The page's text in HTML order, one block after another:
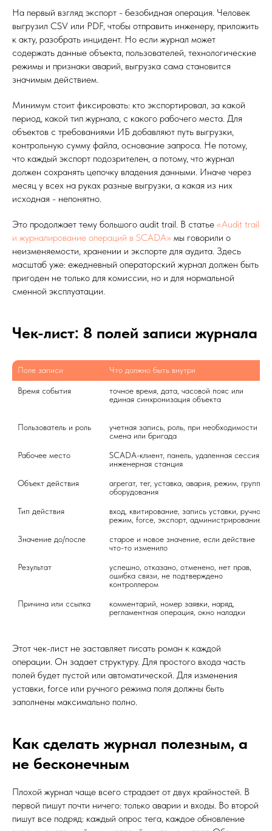
На первый взгляд экспорт - безобидная операция. Человек
выгрузил CSV или PDF, чтобы отправить инженеру, приложить
к акту, разобрать инцидент. Но если журнал может
содержать данные объекта, пользователей, технологические
режимы и признаки аварий, выгрузка сама становится
значимым действием.
Минимум стоит фиксировать: кто экспортировал, за какой
период, какой тип журнала, с какого рабочего места. Для
объектов с требованиями ИБ добавляют путь выгрузки,
контрольную сумму файла, основание запроса. Не потому,
что каждый экспорт подозрителен, а потому, что журнал
должен сохранять цепочку владения данными. Иначе через
месяц у всех на руках разные выгрузки, а какая из них
исходная - непонятно.
Это продолжает тему большого audit trail. В статье «Audit trail
и журналирование операций в SCADA» мы говорили о
неизменяемости, хранении и экспорте для аудита. Здесь
масштаб уже: ежедневный операторский журнал должен быть
пригоден не только для комиссии, но и для нормальной
сменной эксплуатации.
Чек-лист: 8 полей записи журнала
Поле записи Что должно быть внутри
Время события
точное время, дата, часовой пояс или
единая синхронизация объекта
Пользователь и роль
учетная запись, роль, при необходимости
смена или бригада
Рабочее место
SCADA-клиент, панель, удаленная сессия,
инженерная станция
Объект действия
агрегат, тег, уставка, авария, режим, группа
оборудования
Тип действия
вход, квитирование, запись уставки, ручной
режим, force, экспорт, администрирование
Значение до/после
старое и новое значение, если действие
что-то изменило
Результат
успешно, отказано, отменено, нет прав,
ошибка связи, не подтверждено
контроллером
Причина или ссылка
комментарий, номер заявки, наряд,
регламентная операция, окно наладки
Этот чек-лист не заставляет писать роман к каждой
операции. Он задает структуру. Для простого входа часть
полей будет пустой или автоматической. Для изменения
уставки, force или ручного режима поля должны быть
заполнены максимально полно.
Как сделать журнал полезным, а
не бесконечным
Плохой журнал чаще всего страдает от двух крайностей. В
первой пишут почти ничего: только аварии и входы. Во второй
пишут все подряд: каждый опрос тега, каждое обновление